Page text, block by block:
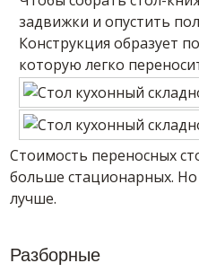
задвижки и опустить
Конструкция образует
которую легко
Стоимость переносных
больше стационарных.
лучше.
Разборные